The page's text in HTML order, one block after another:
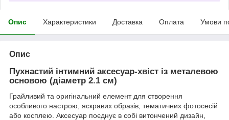
Опис Характеристики Доставка Оплата Умови
Опис
Пухнастий інтимний аксесуар-хвіст із металевою
основою (діаметр 2.1 см)
Грайливий та оригінальний елемент для створення
особливого настрою, яскравих образів, тематичних фотосесій
або косплею. Аксесуар поєднує в собі витончений дизайн,